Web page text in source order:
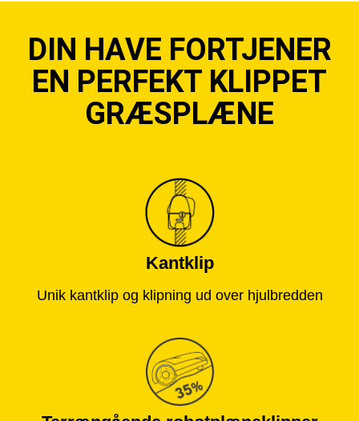
DIN HAVE FORTJENER
EN PERFEKT KLIPPET
GRÆSPLÆNE
Kantklip
Unik kantklip og klipning ud over hjulbredden